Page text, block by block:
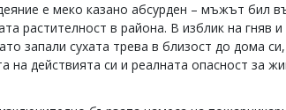
е меко казано абсурден – мъжът бил
растителност в района. В изблик на
запали сухата трева в близост до дома
на действията си и реалната опасност за